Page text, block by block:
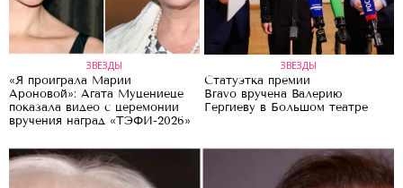
ЗВЕЗДЫ
«Я проиграла Марии
Ароновой»: Агата Муцениеце
показала видео с церемонии
вручения наград «ТЭФИ-2026»
ЗВЕЗДЫ
Статуэтка премии
Bravo вручена Валерию
Гергиеву в Большом театре